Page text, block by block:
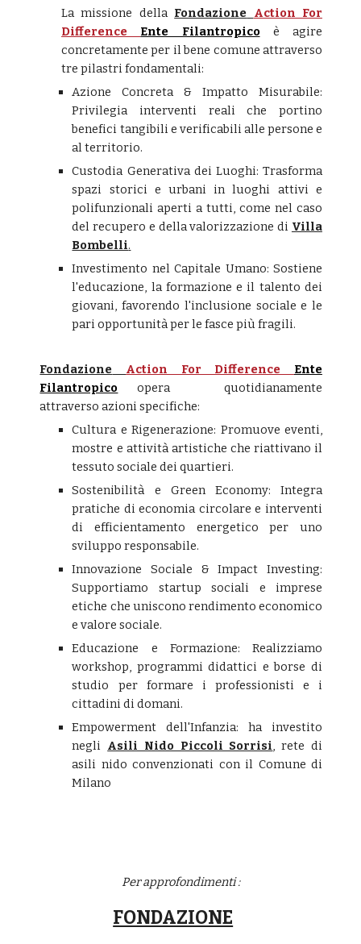
La missione della Fondazione
Action For
Difference Ente Filantropico
è agire
concretamente per il bene comune attraverso
tre pilastri fondamentali:
Azione Concreta & Impatto Misurabile:
Privilegia interventi reali che portino
benefici tangibili e verificabili alle persone e
al territorio.
Custodia Generativa dei Luoghi: Trasforma
spazi storici e urbani in luoghi attivi e
polifunzionali aperti a tutti, come nel caso
del recupero e della valorizzazione di Villa
Bombelli.
Investimento nel Capitale Umano: Sostiene
l'educazione, la formazione e il talento dei
giovani, favorendo l'inclusione sociale e le
pari opportunità per le fasce più fragili.
Fondazione Action For Difference Ente
Filantropico
opera
quotidianamente
attraverso azioni specifiche:
Cultura e Rigenerazione: Promuove eventi,
mostre e attività artistiche che riattivano il
tessuto sociale dei quartieri.
Sostenibilità e Green Economy: Integra
pratiche di economia circolare e interventi
di efficientamento energetico per uno
sviluppo responsabile.
Innovazione Sociale & Impact Investing:
Supportiamo startup sociali e imprese
etiche che uniscono rendimento economico
e valore sociale.
Educazione e Formazione: Realizziamo
workshop, programmi didattici e borse di
studio per formare i professionisti e i
cittadini di domani.
Empowerment dell'Infanzia: ha investito
negli Asili Nido Piccoli Sorrisi, rete di
asili nido convenzionati con il Comune di
Milano
Per approfondimenti :
FONDAZIONE